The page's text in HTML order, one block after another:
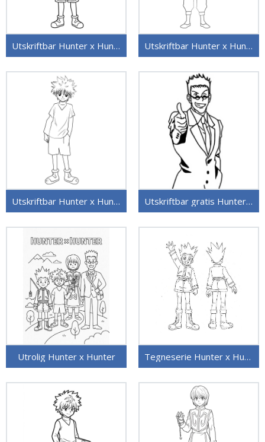
Utskriftbar Hunter x Hunter Utskriftbar Hunter x Hunter uten kostnad
Utskriftbar Hunter x Hunter for barn Utskriftbar gratis Hunter x Hunter
Utrolig Hunter x Hunter Tegneserie Hunter x Hunter